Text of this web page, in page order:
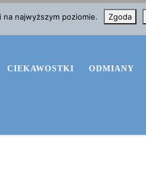
CIEKAWOSTKI ODMIANY
najwyższym poziomie. Zgoda